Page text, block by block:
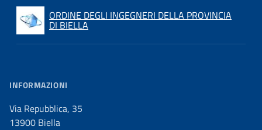
ORDINE DEGLI INGEGNERI DELLA PROVINCIA
DI BIELLA
INFORMAZIONI
Via Repubblica, 35
13900 Biella